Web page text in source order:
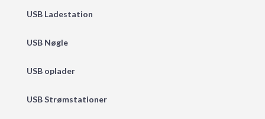
USB Ladestation
USB Nøgle
USB oplader
USB Strømstationer